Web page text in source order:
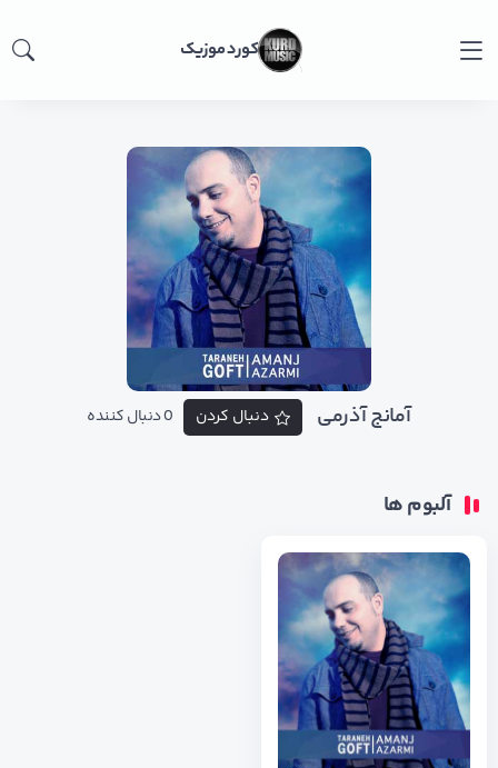
کورد موزیک
آمانج آذرمی دنبال کردن 0 دنبال کننده
آلبوم ها